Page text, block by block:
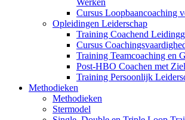
Werken
Cursus Loopbaancoaching
Opleidingen Leiderschap
Training Coachend
Cursus
Training Teamcoaching en
Post-HBO Coachen met
Training Persoonlijk
Methodieken
Methodieken
Stermodel